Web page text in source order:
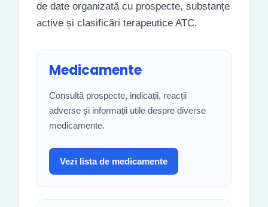
de date organizată cu prospecte, substanțe
active și clasificări terapeutice ATC.
Medicamente
Consultă prospecte, indicații, reacții
adverse și informații utile despre diverse
medicamente.
Vezi lista de medicamente